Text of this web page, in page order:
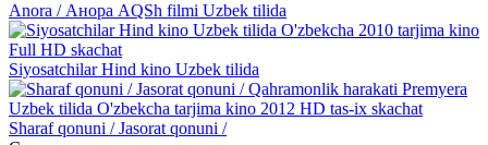
Anora / Анора AQSh filmi Uzbek tilida
Siyosatchilar Hind kino Uzbek tilida
Sharaf qonuni / Jasorat qonuni /